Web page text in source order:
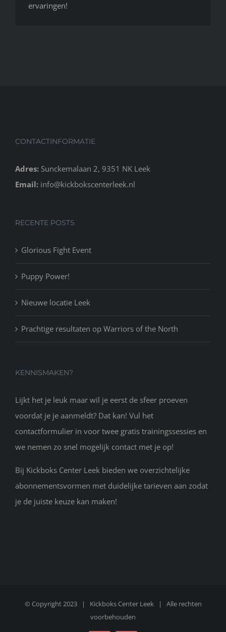
ervaringen!
CONTACTINFORMATIE
Adres: Sunckemalaan 2, 9351 NK Leek
Email: info@kickbokscenterleek.nl
RECENTE POSTS
Glorious Fight Event
Puppy Power!
Nieuwe locatie Leek
Prachtige resultaten op Warriors of the North
KENNISMAKEN?
Lijkt het je leuk maar wil je eerst de sfeer proeven
voordat je je aanmeldt? Dat kan! Vul het
contactformulier in voor twee gratis trainingssessies en
we nemen zo snel mogelijk contact met je op!
Bij Kickboks Center Leek bieden we overzichtelijke
abonnementsvormen met duidelijke tarieven aan zodat
je de juiste keuze kan maken!
© Copyright 2023 | Kickboks Center Leek| Alle rechten
voorbehouden